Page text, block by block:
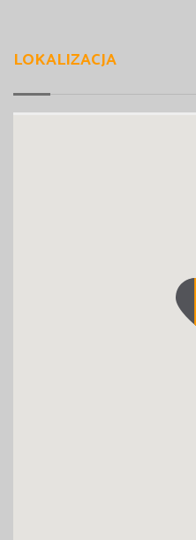
LOKALIZACJA